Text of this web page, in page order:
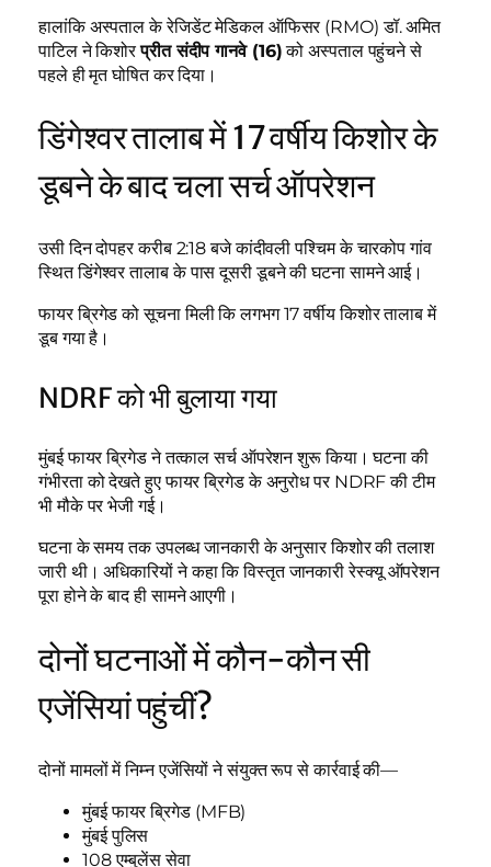
हालांकि अस्पताल के रेजिडेंट मेडिकल ऑफिसर (RMO) डॉ. अमित
पाटिल ने किशोरप्रीत संदीप गानवे (16)को अस्पताल पहुंचने से
पहले ही मृत घोषित कर दिया।
डिंगेश्वर तालाब में 17 वर्षीय किशोर के
डूबने के बाद चला सर्च ऑपरेशन
उसी दिन दोपहर करीब 2:18 बजे कांदीवली पश्चिम के चारकोप गांव
स्थित डिंगेश्वर तालाब के पास दूसरी डूबने की घटना सामने आई।
फायर ब्रिगेड को सूचना मिली कि लगभग 17 वर्षीय किशोर तालाब में
डूब गया है।
NDRF को भी बुलाया गया
मुंबई फायर ब्रिगेड ने तत्काल सर्च ऑपरेशन शुरू किया। घटना की
गंभीरता को देखते हुए फायर ब्रिगेड के अनुरोध पर NDRF की टीम
भी मौके पर भेजी गई।
घटना के समय तक उपलब्ध जानकारी के अनुसार किशोर की तलाश
जारी थी। अधिकारियों ने कहा कि विस्तृत जानकारी रेस्क्यू ऑपरेशन
पूरा होने के बाद ही सामने आएगी।
दोनों घटनाओं में कौन-कौन सी
एजेंसियां पहुंचीं?
दोनों मामलों में निम्न एजेंसियों ने संयुक्त रूप से कार्रवाई की—
मुंबई फायर ब्रिगेड (MFB)
मुंबई पुलिस
108 एम्बुलेंस सेवा